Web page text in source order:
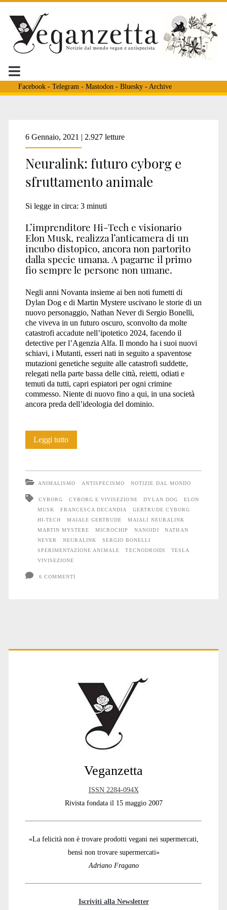
Facebook- Telegram - Mastodon - Bluesky- Archive
Tag:
<span>maiale
gertrude</span>
6 Gennaio, 2021 | 2.927 letture
Neuralink: futuro cyborg e
sfruttamento animale
Si legge in circa: 3 minuti
L’imprenditore Hi-Tech e visionario
Elon Musk, realizza l’anticamera di un
incubo distopico, ancora non partorito
dalla specie umana. A pagarne il primo
fio sempre le persone non umane.
Negli anni Novanta insieme ai ben noti fumetti di
Dylan Dog e di Martin Mystere uscivano le storie di un
nuovo personaggio, Nathan Never di Sergio Bonelli,
che viveva in un futuro oscuro, sconvolto da molte
catastrofi accadute nell’ipotetico 2024, facendo il
detective per l’Agenzia Alfa. Il mondo ha i suoi nuovi
schiavi, i Mutanti, esseri nati in seguito a spaventose
mutazioni genetiche seguite alle catastrofi suddette,
relegati nella parte bassa delle città, reietti, odiati e
temuti da tutti, capri espiatori per ogni crimine
commesso. Niente di nuovo fino a qui, in una società
ancora preda dell’ideologia del dominio.
Leggi tuttoNeuralink:
sfruttamento
animale
ANIMALISMO ANTISPECISMO NOTIZIE DAL MONDO
CYBORG CYBORG E VIVISEZIONE DYLAN DOG
ELON
MUSK
FRANCESCA DECANDIA
GERTRUDE CYBORG
HI-TECH
MAIALE GERTRUDE
MAIALI NEURALINK
MARTIN MYSTERE
MICROCHIP NANOIDI
NATHAN
NEVER
NEURALINK
SERGIO BONELLI
SPERIMENTAZIONE ANIMALE
TECNODROIDI
TESLA
VIVISEZIONE
6 COMMENTI
Primary
Veganzetta
ISSN 2284-094X
Rivista fondata il 15 maggio 2007
«La felicità non è trovare prodotti vegani nei supermercati,
bensì non trovare supermercati»
Adriano Fragano
Iscriviti alla Newsletter